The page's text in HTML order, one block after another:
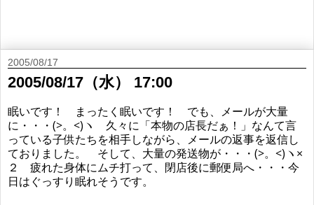
2005/08/17
2005/08/17（水） 17:00
眠いです！ まったく眠いです！ でも、メールが大量
に・・・(>。<)ヽ 久々に「本物の店長だぁ！」なんて言
っている子供たちを相手しながら、メールの返事を返信し
ておりました。 そして、大量の発送物が・・・(>。<)ヽ×
２ 疲れた身体にムチ打って、閉店後に郵便局へ・・・今
日はぐっすり眠れそうです。